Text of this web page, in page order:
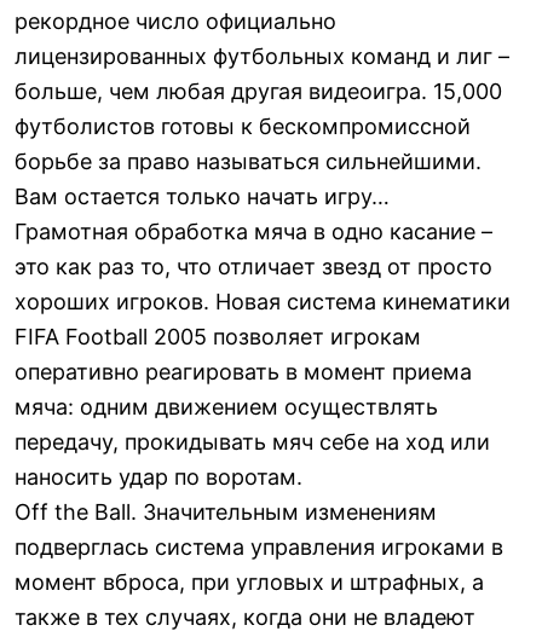
рекордное число официально
лицензированных футбольных команд и лиг –
больше, чем любая другая видеоигра. 15,000
футболистов готовы к бескомпромиссной
борьбе за право называться сильнейшими.
Вам остается только начать игру…
Грамотная обработка мяча в одно касание –
это как раз то, что отличает звезд от просто
хороших игроков. Новая система кинематики
FIFA Football 2005 позволяет игрокам
оперативно реагировать в момент приема
мяча: одним движением осуществлять
передачу, прокидывать мяч себе на ход или
наносить удар по воротам.
Off the Ball. Значительным изменениям
подверглась система управления игроками в
момент вброса, при угловых и штрафных, а
также в тех случаях, когда они не владеют